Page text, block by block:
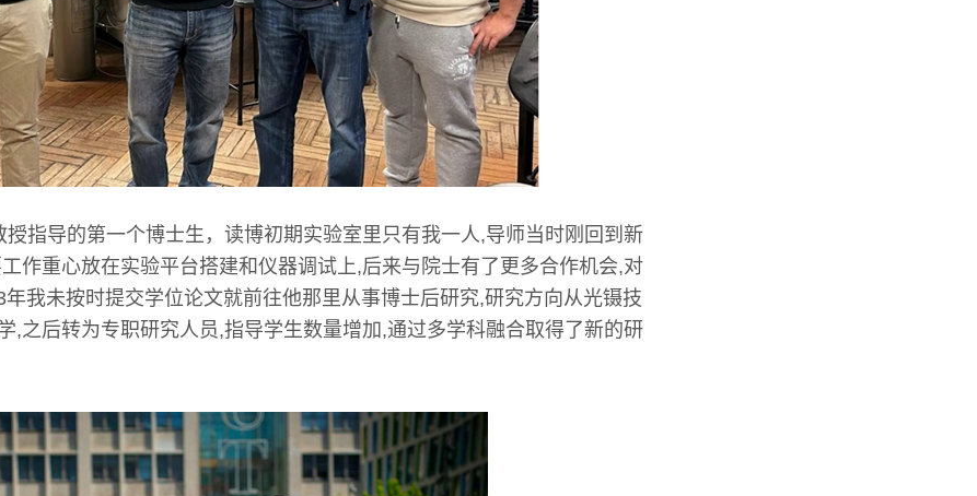
授指导的第一个博士生，读博初期实验室里只有我一人,导师当时刚回到新
作重心放在实验平台搭建和仪器调试上,后来与院士有了更多合作机会,对
我未按时提交学位论文就前往他那里从事博士后研究,研究方向从光镊技
,之后转为专职研究人员,指导学生数量增加,通过多学科融合取得了新的研